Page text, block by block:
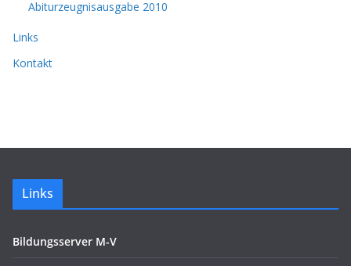
Abiturzeugnisausgabe 2010
Links
Kontakt
Links
Bildungsserver M-V